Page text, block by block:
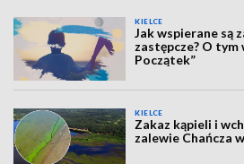
KIELCE
Jak wspierane są
zastępcze? O
Początek”
KIELCE
Zakaz kąpieli i
zalewie Chańcza